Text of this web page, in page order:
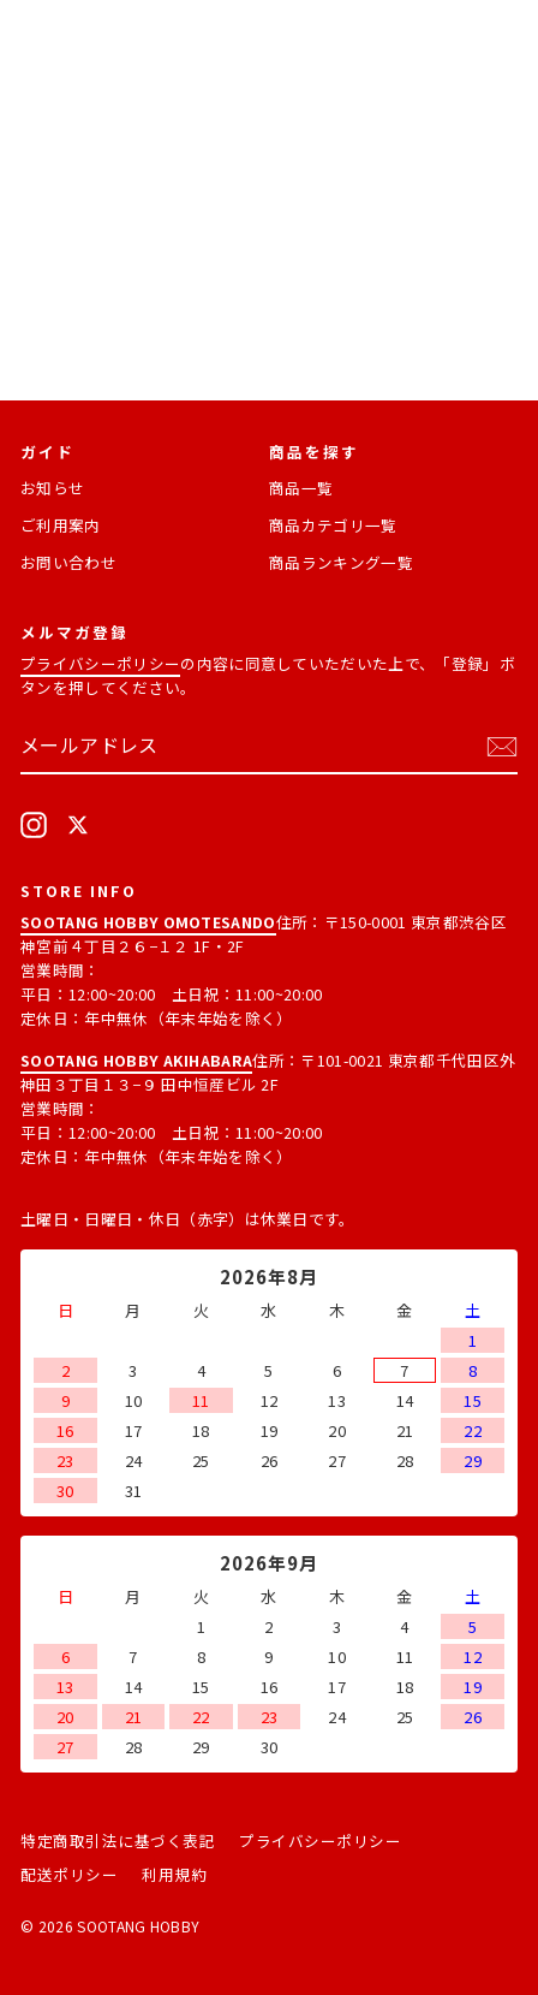
ガイド
お知らせ
ご利用案内
お問い合わせ
商品を探す
商品一覧
商品カテゴリ一覧
商品ランキング一覧
メルマガ登録
プライバシーポリシーの内容に同意していただいた上で、「登録」ボ
タンを押してください。
ー
レ
ス
読
Instagram
STORE INFO
SOOTANG HOBBY OMOTESANDO住所：〒150-0001 東京都渋谷区
神宮前４丁目２６−１２ 1F・2F
営業時間：
平日：12:00~20:00 土日祝：11:00~20:00
定休日：年中無休（年末年始を除く）
SOOTANG HOBBY AKIHABARA住所：〒101-0021 東京都千代田区外
神田３丁目１３−９ 田中恒産ビル 2F
営業時間：
平日：12:00~20:00 土日祝：11:00~20:00
定休日：年中無休（年末年始を除く）
土曜日・日曜日・休日（赤字）は休業日です。
2026年8月
日 月 火 水 木 金
土
1
2
3 4 5 6 7
8
9
10 11 12 13 14
15
16
17 18 19 20 21
22
23
24 25 26 27 28
29
30
31
2026年9月
日 月 火 水 木 金
土
1
2 3 4
5
6
7 8 9 10 11
12
13
14 15 16 17 18
19
20
21 22 23 24 25
26
27
28 29 30
© 2026 SOOTANG HOBBY
特定商取引法に基づく表記
プライバシーポリシー
配送ポリシー
利用規約